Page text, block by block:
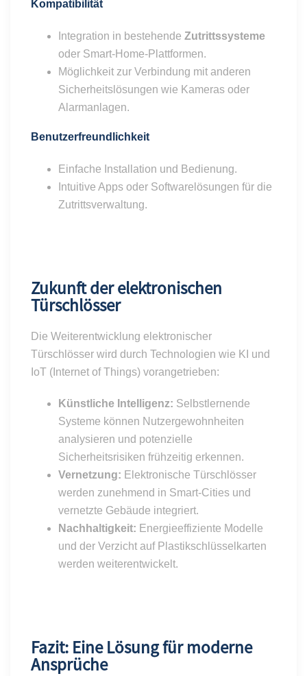
Kompatibilität
Integration in bestehende Zutrittssysteme
oder Smart-Home-Plattformen.
Möglichkeit zur Verbindung mit anderen
Sicherheitslösungen wie Kameras oder
Alarmanlagen.
Benutzerfreundlichkeit
Einfache Installation und Bedienung.
Intuitive Apps oder Softwarelösungen für die
Zutrittsverwaltung.
Zukunft der elektronischen
Türschlösser
Die Weiterentwicklung elektronischer
Türschlösser wird durch Technologien wie KI und
IoT (Internet of Things) vorangetrieben:
Künstliche Intelligenz: Selbstlernende
Systeme können Nutzergewohnheiten
analysieren und potenzielle
Sicherheitsrisiken frühzeitig erkennen.
Vernetzung: Elektronische Türschlösser
werden zunehmend in Smart-Cities und
vernetzte Gebäude integriert.
Nachhaltigkeit: Energieeffiziente Modelle
und der Verzicht auf Plastikschlüsselkarten
werden weiterentwickelt.
Fazit: Eine Lösung für moderne
Ansprüche